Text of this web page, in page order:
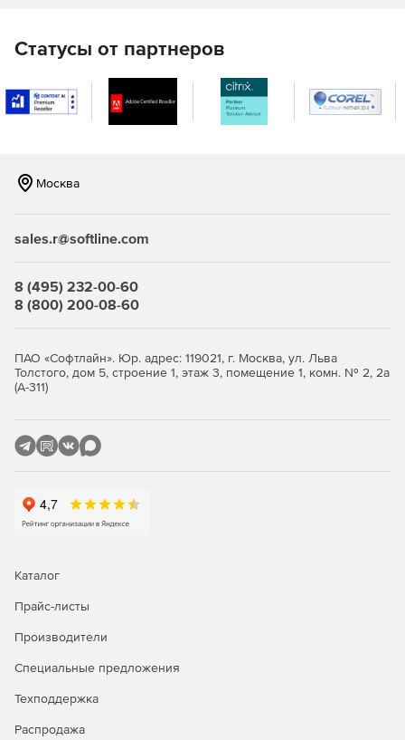
Легко контролировать работоспособность и
производительность организации Microsoft 365.
Делегирование Microsoft 365
снизить нагрузку с администратора.
количество повторений и сэкономить время и усилия.
Статусы от партнеров
Москва
sales.r@softline.com
8 (495) 232-00-60
8 (800) 200-08-60
ПАО «Софтлайн». Юр. адрес: 119021, г. Москва, ул. Льва
Толстого, дом 5, строение 1, этаж 3, помещение 1, комн. № 2, 2а
(А-311)
Каталог
Прайс-листы
Производители
Специальные предложения
Техподдержка
Распродажа